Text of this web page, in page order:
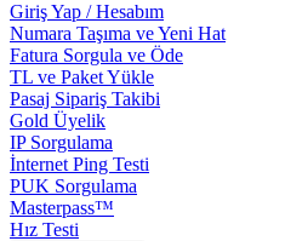
Giriş Yap / Hesabım
Numara Taşıma ve Yeni Hat
Fatura Sorgula ve Öde
TL ve Paket Yükle
Pasaj Sipariş Takibi
Gold Üyelik
IP Sorgulama
İnternet Ping Testi
PUK Sorgulama
Masterpass™
Hız Testi